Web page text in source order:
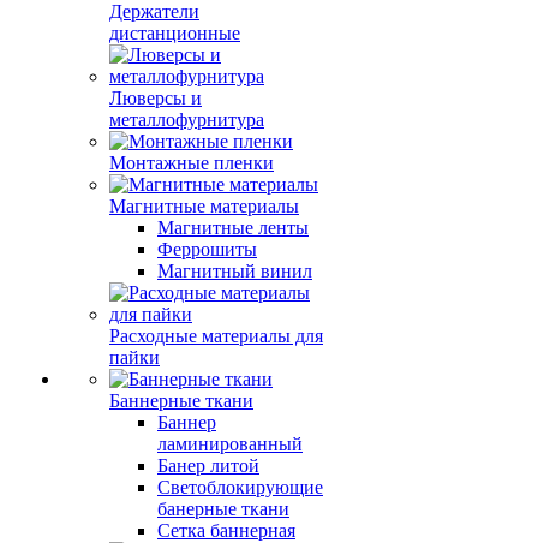
Держатели
дистанционные
Люверсы и
металлофурнитура
Монтажные пленки
Магнитные материалы
Магнитные ленты
Феррошиты
Магнитный винил
Расходные материалы для
пайки
Баннерные ткани
Баннер
ламинированный
Банер литой
Светоблокирующие
банерные ткани
Сетка баннерная